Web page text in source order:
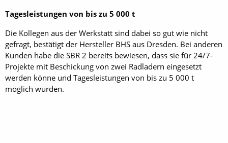
Tagesleistungen von bis zu 5 000 t
Die Kollegen aus der Werkstatt sind dabei so gut wie nicht
gefragt, bestätigt der Hersteller BHS aus Dresden. Bei anderen
Kunden habe die SBR 2 bereits bewiesen, dass sie für 24/7-
Projekte mit Beschickung von zwei Radladern eingesetzt
werden könne und Tagesleistungen von bis zu 5 000 t
möglich würden.